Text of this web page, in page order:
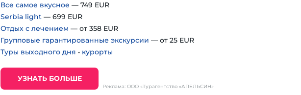
Все самое вкусное — 749 EUR
Serbia light — 699 EUR
Отдых с лечением — от 358 EUR
Групповые гарантированные экскурсии — от 25 EUR
Туры выходного дня • курорты
УЗНАТЬ БОЛЬШЕ
Реклама: ООО «Турагентство «АПЕЛЬСИН»